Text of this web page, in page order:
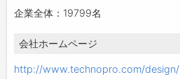
企業全体：19799名
会社ホームページ
http://www.technopro.com/design/